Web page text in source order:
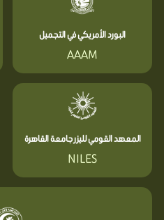
البورد الأمريكي في التجميل
AAAM
المعهد القومي لليزر جامعة القاهرة
NILES